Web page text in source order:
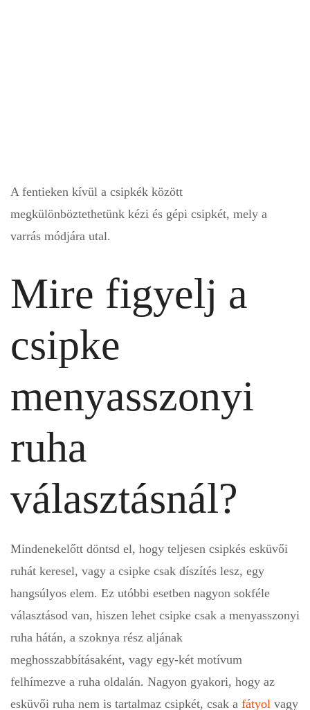
A fentieken kívül a csipkék között
megkülönböztethetünk kézi és gépi csipkét, mely a
varrás módjára utal.
Mire figyelj a
csipke
menyasszonyi
ruha
választásnál?
Mindenekelőtt döntsd el, hogy teljesen csipkés esküvői
ruhát keresel, vagy a csipke csak díszítés lesz, egy
hangsúlyos elem. Ez utóbbi esetben nagyon sokféle
választásod van, hiszen lehet csipke csak a menyasszonyi
ruha hátán, a szoknya rész aljának
meghosszabbításaként, vagy egy-két motívum
felhímezve a ruha oldalán. Nagyon gyakori, hogy az
esküvői ruha nem is tartalmaz csipkét, csak a fátyol vagy